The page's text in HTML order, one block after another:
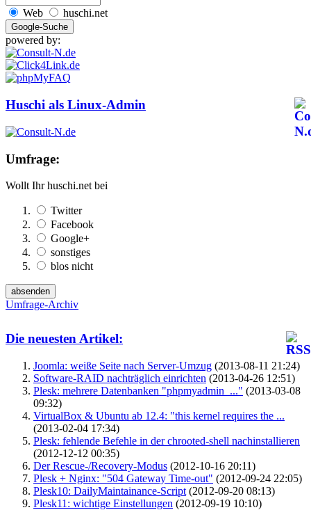
Web huschi.net
powered by:
Huschi als Linux-Admin
Umfrage:
Wollt Ihr huschi.net bei
Twitter
Facebook
Google+
sonstiges
blos nicht
Umfrage-Archiv
Die neuesten Artikel:
Joomla: weiße Seite nach Server-Umzug (2013-08-11 21:24)
Software-RAID nachträglich einrichten (2013-04-26 12:51)
Plesk: mehrere Datenbanken "phpmyadmin_..." (2013-03-08
09:32)
VirtualBox & Ubuntu ab 12.4: "this kernel requires the ...
(2013-02-04 17:34)
Plesk: fehlende Befehle in der chrooted-shell nachinstallieren
(2012-12-12 00:35)
Der Rescue-/Recovery-Modus (2012-10-16 20:11)
Plesk + Nginx: "504 Gateway Time-out" (2012-09-24 22:05)
Plesk10: DailyMaintainance-Script (2012-09-20 08:13)
Plesk11: wichtige Einstellungen (2012-09-19 10:10)